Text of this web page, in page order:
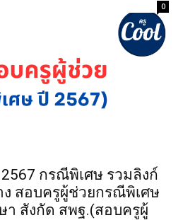
0
กรณีพิเศษ รวมลิงก์
สอบครูผู้ช่วยกรณีพิเศษ
สังกัด สพฐ.(สอบครูผู้